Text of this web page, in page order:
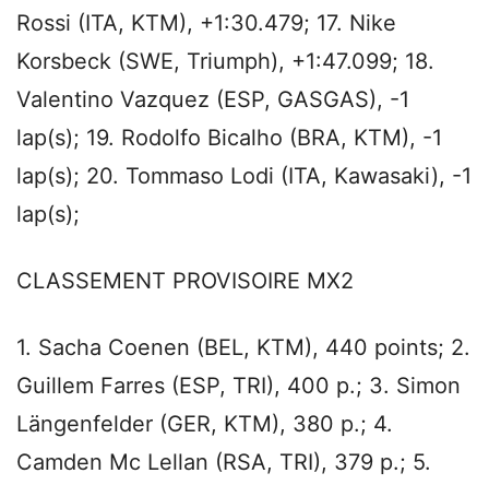
Rossi (ITA, KTM), +1:30.479; 17. Nike
Korsbeck (SWE, Triumph), +1:47.099; 18.
Valentino Vazquez (ESP, GASGAS), -1
lap(s); 19. Rodolfo Bicalho (BRA, KTM), -1
lap(s); 20. Tommaso Lodi (ITA, Kawasaki), -1
lap(s);
CLASSEMENT PROVISOIRE MX2
1. Sacha Coenen (BEL, KTM), 440 points; 2.
Guillem Farres (ESP, TRI), 400 p.; 3. Simon
Längenfelder (GER, KTM), 380 p.; 4.
Camden Mc Lellan (RSA, TRI), 379 p.; 5.